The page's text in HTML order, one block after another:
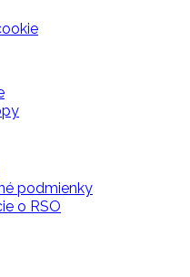
podmienky
o RSO